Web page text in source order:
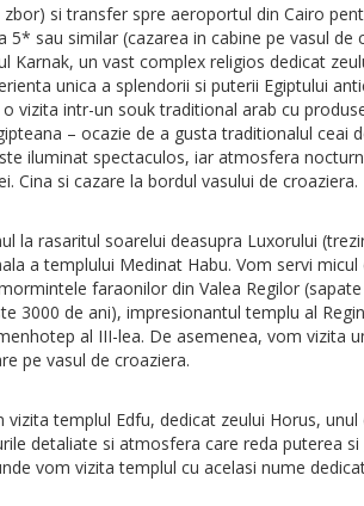
si transfer spre aeroportul din Cairo
sau similar (cazarea in cabine pe vasul
un vast complex religios dedicat
unica a splendorii si puterii Egiptului
vizita intr-un souk traditional arab cu
– ocazie de a gusta traditionalul ceai
iluminat spectaculos, iar atmosfera
Cina si cazare la bordul vasului de croaziera.
la rasaritul soarelui deasupra Luxorului
a templului Medinat Habu. Vom servi
faraonilor din Valea Regilor
3000 de ani), impresionantul templu al
al III-lea. De asemenea, vom vizita
pe vasul de croaziera.
templul Edfu, dedicat zeului Horus,
detaliate si atmosfera care reda puterea
vom vizita templul cu acelasi nume